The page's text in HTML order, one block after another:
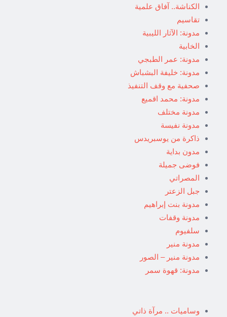
الكناشة.. آفاق علمية
تقاسيم
مدونة: الآثار الليبية
الخابية
مدونة: عمر الطبجي
مدونة: خليفة البشباش
صحفية مع وقف التنفيذ
مدونة: محمد اقميع
مدونة مختلف
مدونة نفيسة
ذاكرة من يوسبريدس
مدون بداية
فوضى جميلة
المصراتي
جبل الزعتر
مدونة بنت إبراهيم
مدونة وقفات
سلفيوم
مدونة منير
مدونة منير – الصور
مدونة: قهوة سمر
وساميات .. مرآة ذاتي